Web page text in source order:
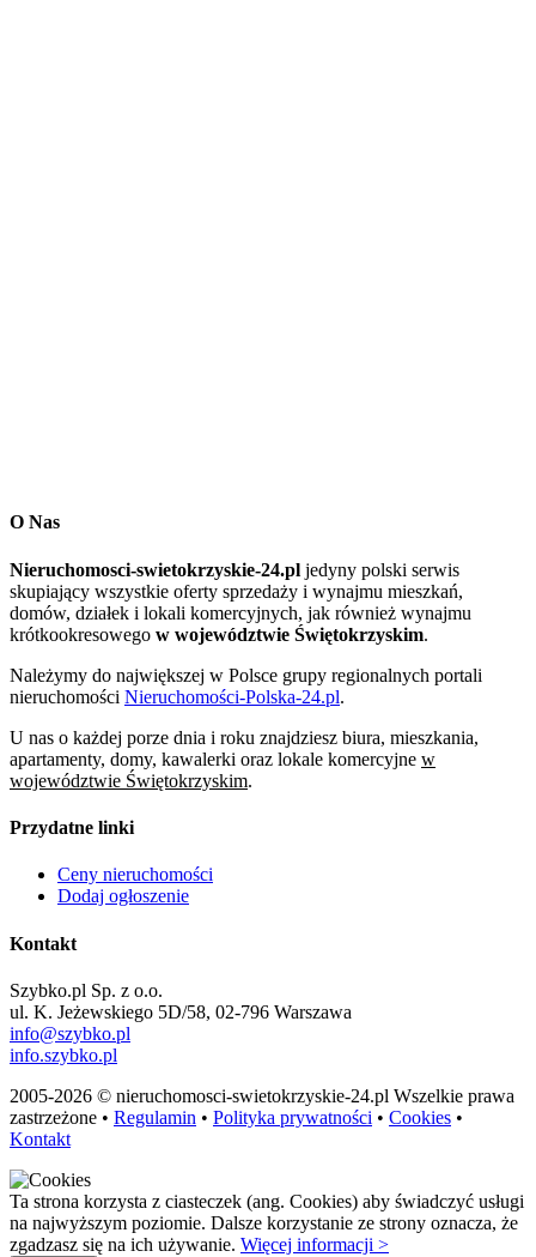
O Nas
Nieruchomosci-swietokrzyskie-24.pl jedyny polski serwis
skupiający wszystkie oferty sprzedaży i wynajmu mieszkań,
domów, działek i lokali komercyjnych, jak również wynajmu
krótkookresowego w województwie Świętokrzyskim.
Należymy do największej w Polsce grupy regionalnych portali
nieruchomości Nieruchomości-Polska-24.pl.
U nas o każdej porze dnia i roku znajdziesz biura, mieszkania,
apartamenty, domy, kawalerki oraz lokale komercyjne w
województwie Świętokrzyskim.
Przydatne linki
Ceny nieruchomości
Dodaj ogłoszenie
Kontakt
Szybko.pl Sp. z o.o.
ul. K. Jeżewskiego 5D/58, 02-796 Warszawa
info@szybko.pl
info.szybko.pl
2005-2026 © nieruchomosci-swietokrzyskie-24.pl Wszelkie prawa
zastrzeżone • Regulamin • Polityka prywatności • Cookies •
Kontakt
Ta strona korzysta z ciasteczek (ang. Cookies) aby świadczyć usługi
na najwyższym poziomie. Dalsze korzystanie ze strony oznacza, że
zgadzasz się na ich używanie. Więcej informacji >